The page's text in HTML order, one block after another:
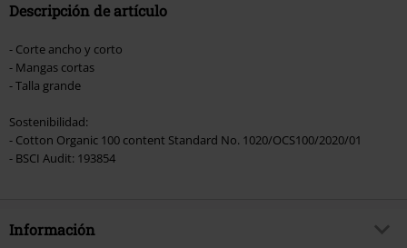
Descripción de artículo
- Corte ancho y corto
- Mangas cortas
- Talla grande
Sostenibilidad:
- Cotton Organic 100 content Standard No. 1020/OCS100/2020/01
- BSCI Audit: 193854
Información